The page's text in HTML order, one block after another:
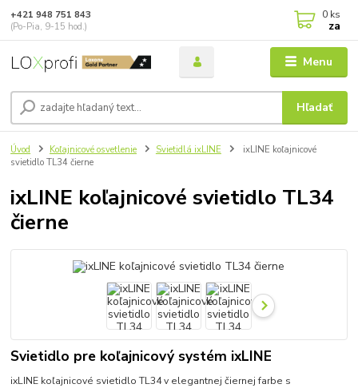
Menu
Hľadať
+421 948 751 843
(Po-Pia, 9-15 hod.)
0 ks
za
Úvod Koľajnicové osvetlenie Svietidlá ixLINE
ixLINE koľajnicové
svietidlo TL34 čierne
ixLINE koľajnicové svietidlo TL34
čierne
Svietidlo pre koľajnicový systém ixLINE
ixLINE koľajnicové svietidlo TL34 v elegantnej čiernej farbe s